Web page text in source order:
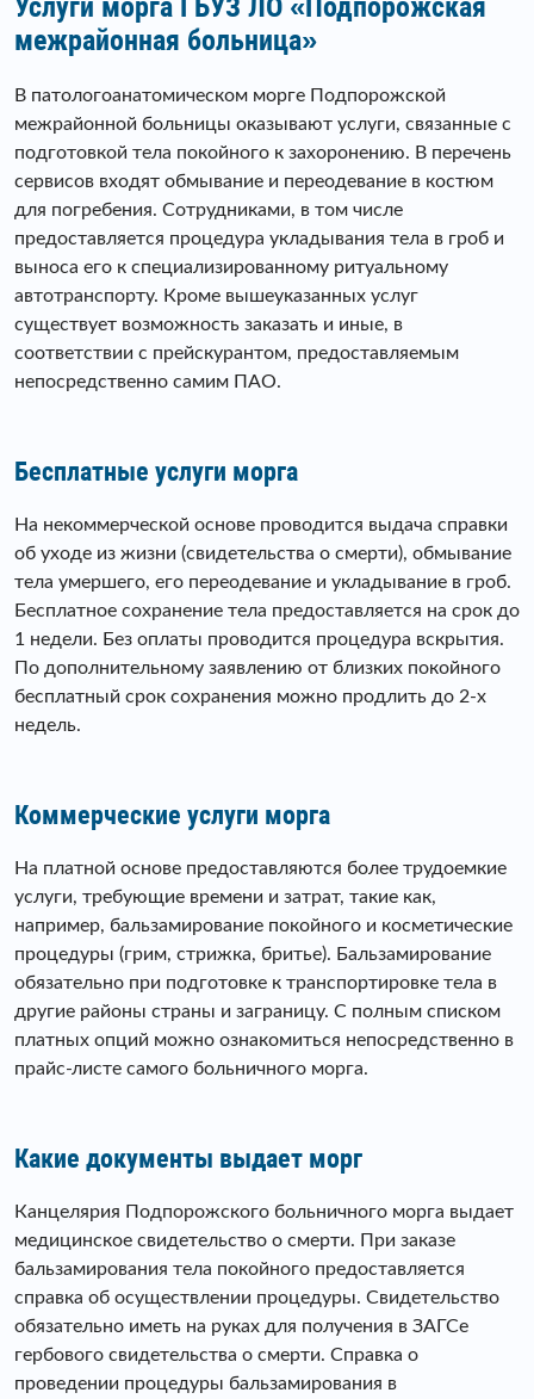
межрайонная больница»
В патологоанатомическом морге Подпорожской
межрайонной больницы оказывают услуги, связанные с
подготовкой тела покойного к захоронению. В перечень
сервисов входят обмывание и переодевание в костюм
для погребения. Сотрудниками, в том числе
предоставляется процедура укладывания тела в гроб и
выноса его к специализированному ритуальному
автотранспорту. Кроме вышеуказанных услуг
существует возможность заказать и иные, в
соответствии с прейскурантом, предоставляемым
непосредственно самим ПАО.
Бесплатные услуги морга
На некоммерческой основе проводится выдача справки
об уходе из жизни (свидетельства о смерти), обмывание
тела умершего, его переодевание и укладывание в гроб.
Бесплатное сохранение тела предоставляется на срок до
1 недели. Без оплаты проводится процедура вскрытия.
По дополнительному заявлению от близких покойного
бесплатный срок сохранения можно продлить до 2-х
недель.
Коммерческие услуги морга
На платной основе предоставляются более трудоемкие
услуги, требующие времени и затрат, такие как,
например, бальзамирование покойного и косметические
процедуры (грим, стрижка, бритье). Бальзамирование
обязательно при подготовке к транспортировке тела в
другие районы страны и заграницу. С полным списком
платных опций можно ознакомиться непосредственно в
прайс-листе самого больничного морга.
Какие документы выдает морг
Канцелярия Подпорожского больничного морга выдает
медицинское свидетельство о смерти. При заказе
бальзамирования тела покойного предоставляется
справка об осуществлении процедуры. Свидетельство
обязательно иметь на руках для получения в ЗАГСе
гербового свидетельства о смерти. Справка о
проведении процедуры бальзамирования в